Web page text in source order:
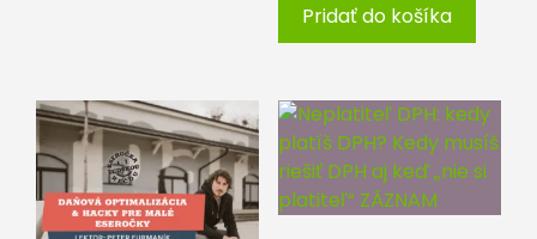
Pridať do košíka